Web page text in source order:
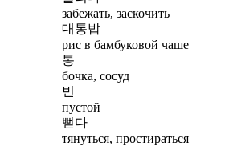
забежать, заскочить
대통밥
рис в бамбуковой чаше
통
бочка, сосуд
빈
пустой
뻗다
тянуться, простираться